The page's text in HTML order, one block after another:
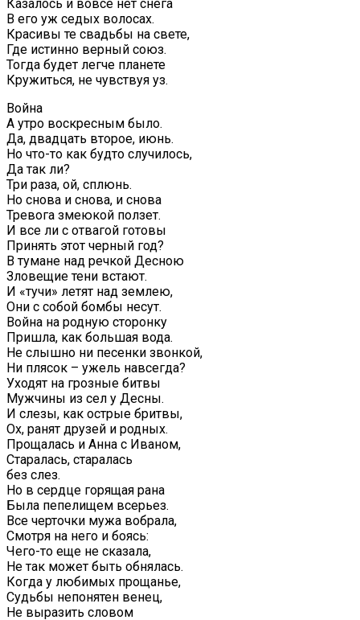
Казалось и вовсе нет снега
В его уж седых волосах.
Красивы те свадьбы на свете,
Где истинно верный союз.
Тогда будет легче планете
Кружиться, не чувствуя уз.
Война
А утро воскресным было.
Да, двадцать второе, июнь.
Но что-то как будто случилось,
Да так ли?
Три раза, ой, сплюнь.
Но снова и снова, и снова
Тревога змеюкой ползет.
И все ли с отвагой готовы
Принять этот черный год?
В тумане над речкой Десною
Зловещие тени встают.
И «тучи» летят над землею,
Они с собой бомбы несут.
Война на родную сторонку
Пришла, как большая вода.
Не слышно ни песенки звонкой,
Ни плясок – ужель навсегда?
Уходят на грозные битвы
Мужчины из сел у Десны.
И слезы, как острые бритвы,
Ох, ранят друзей и родных.
Прощалась и Анна с Иваном,
Старалась, старалась
без слез.
Но в сердце горящая рана
Была пепелищем всерьез.
Все черточки мужа вобрала,
Смотря на него и боясь:
Чего-то еще не сказала,
Не так может быть обнялась.
Когда у любимых прощанье,
Судьбы непонятен венец,
Не выразить словом